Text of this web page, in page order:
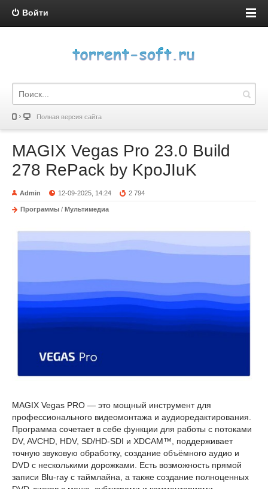
Войти
Полная версия сайта
MAGIX Vegas Pro 23.0 Build
278 RePack by KpoJIuK
Admin 12-09-2025, 14:24 2 794
Программы / Мультимедиа
MAGIX Vegas PRO — это мощный инструмент для
профессионального видеомонтажа и аудиоредактирования.
Программа сочетает в себе функции для работы с потоками
DV, AVCHD, HDV, SD/HD-SDI и XDCAM™, поддерживает
точную звуковую обработку, создание объёмного аудио и
DVD с несколькими дорожками. Есть возможность прямой
записи Blu-ray с таймлайна, а также создание полноценных